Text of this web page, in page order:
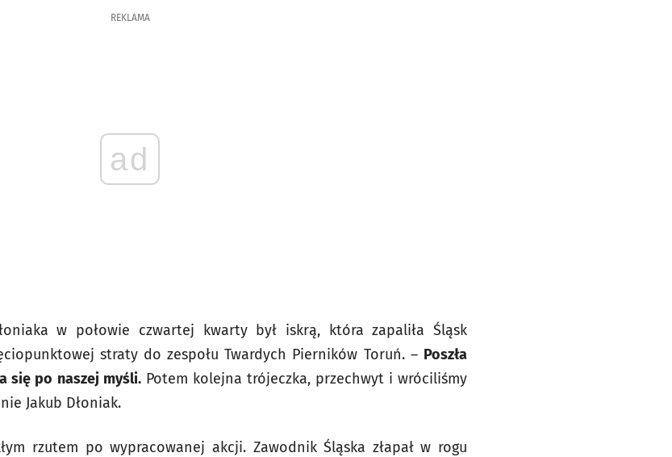
REKLAMA
ad
w połowie czwartej kwarty był iskrą, która zapaliła Śląsk
straty do zespołu Twardych Pierników Toruń. – Poszła
się po naszej myśli.Potem kolejna trójeczka, przechwyt i wróciliśmy
Jakub Dłoniak.
rzutem po wypracowanej akcji. Zawodnik Śląska złapał w rogu